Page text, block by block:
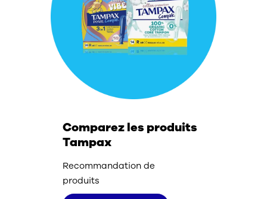
Comparez les produits
Tampax
Recommandation de
produits